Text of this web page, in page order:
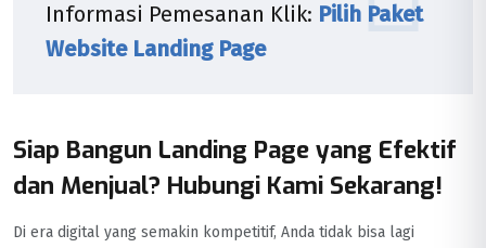
Informasi Pemesanan Klik: Pilih Paket
Website Landing Page
Siap Bangun Landing Page yang Efektif
dan Menjual? Hubungi Kami Sekarang!
Di era digital yang semakin kompetitif, Anda tidak bisa lagi